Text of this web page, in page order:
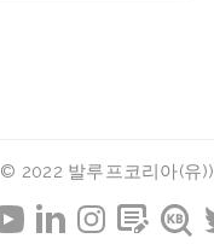
© 2022 발루프코리아(유))